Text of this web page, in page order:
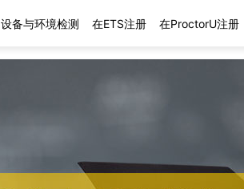
设备与环境检测 在ETS注册 在ProctorU注册